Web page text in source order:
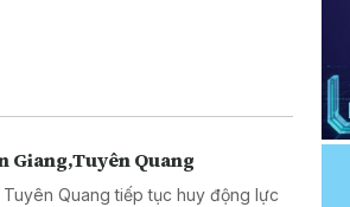
Giang,Tuyên Quang
Quang tiếp tục huy động lực